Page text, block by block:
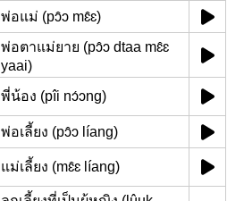
พ่อแม่ (pɔ̂ɔ mɛ̂ɛ)
พ่อตาแม่ยาย (pɔ̂ɔ dtaa mɛ̂ɛ
yaai)
พี่น้อง (pîi nɔ́ɔng)
พ่อเลี้ยง (pɔ̂ɔ líang)
แม่เลี้ยง (mɛ̂ɛ líang)